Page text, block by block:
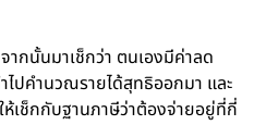
ากนั้นมาเช็กว่า ตนเองมีค่าลด
ไปคำนวณรายได้สุทธิออกมา และ
ห้เช็กกับฐานภาษีว่าต้องจ่ายอยู่ที่กี่